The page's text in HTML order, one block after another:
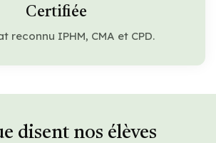
Certifiée
reconnu IPHM, CMA et CPD.
disent nos élèves